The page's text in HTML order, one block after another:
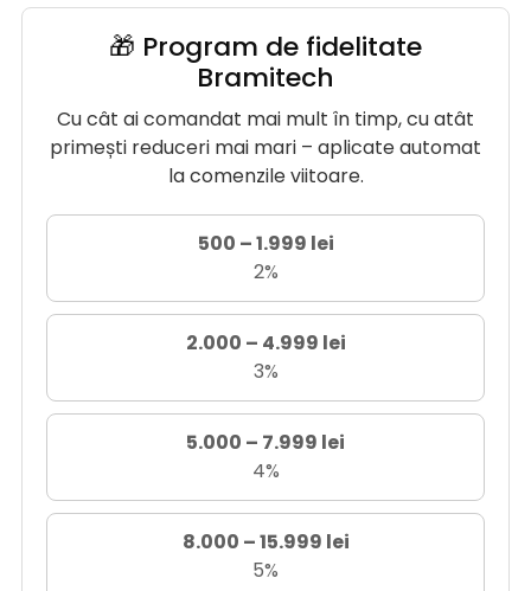
🎁 Program de fidelitate
Bramitech
Cu cât ai comandat mai mult în timp, cu atât
primești reduceri mai mari – aplicate automat
la comenzile viitoare.
500 – 1.999 lei
2%
2.000 – 4.999 lei
3%
5.000 – 7.999 lei
4%
8.000 – 15.999 lei
5%